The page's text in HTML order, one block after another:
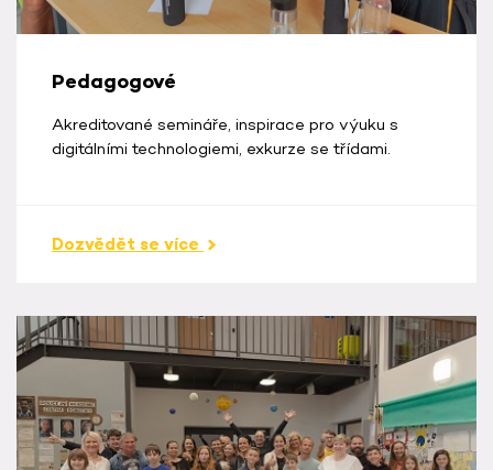
Pedagogové
Akreditované semináře, inspirace pro výuku s
digitálními technologiemi, exkurze se třídami.
Dozvědět se více